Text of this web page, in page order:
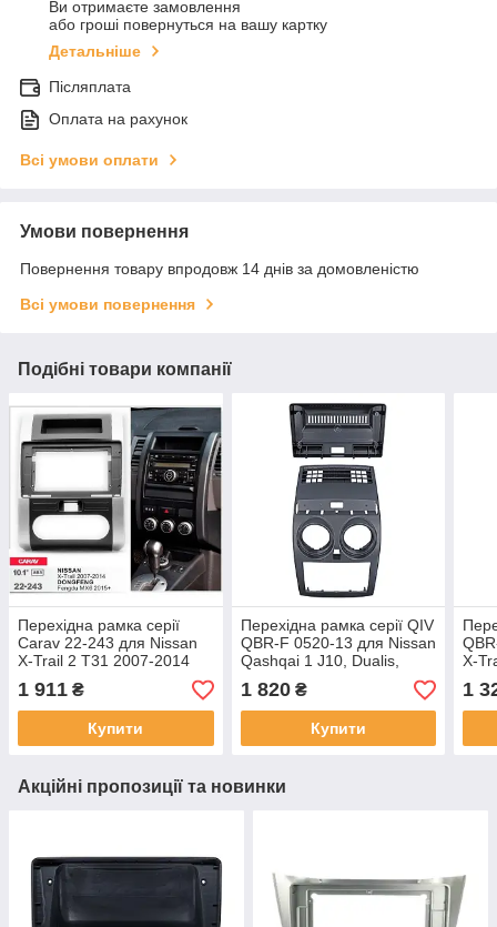
Ви отримаєте замовлення
або гроші повернуться на вашу картку
Детальніше
Післяплата
Оплата на рахунок
Всі умови оплати
Умови повернення
Повернення товару впродовж 14 днів за домовленістю
Всі умови повернення
Подібні товари компанії
Перехідна рамка серії
Carav 22-243 для Nissan
X-Trail 2 T31 2007-2014
(Dongfeng Fengdu MX6
2015+) 10 дюймів
1 911 ₴
Купити
Перехідна рамка серії QIV
QBR-F 0520-13 для Nissan
Qashqai 1 J10, Dualis,
Rogue 2007-2015 (F3) 9
дюймів
1 820₴
Купити
X-
1
Акційні пропозиції та новинки